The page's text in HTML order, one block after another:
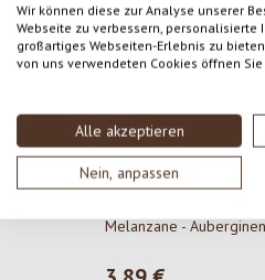
Wir können diese zur Analyse unserer
Webseite zu verbessern,
großartiges Webseiten-Erlebnis zu
von uns verwendeten Cookies öffnen
Alle akzeptieren
Nein, anpassen
Produktgalerie
Melanzane - Auberginen